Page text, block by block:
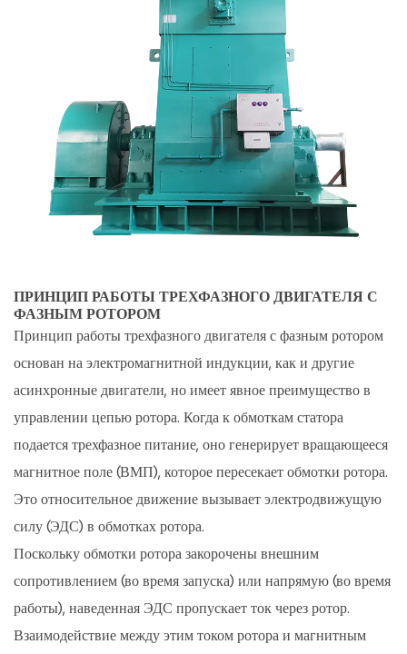
советы
по
уходу
за
контактными
кольцами
4
асинхронного
двигателя
с
фазным
ротором
4.1
Управление
сопротивлением
каскадное
ПРИНЦИП РАБОТЫ ТРЕХФАЗНОГО ДВИГАТЕЛЯ С
ФАЗНЫМ РОТОРОМ
Принцип работы трехфазного двигателя с фазным ротором
основан на электромагнитной индукции, как и другие
асинхронные двигатели, но имеет явное преимущество в
управлении цепью ротора. Когда к обмоткам статора
подается трехфазное питание, оно генерирует вращающееся
магнитное поле (ВМП), которое пересекает обмотки ротора.
Это относительное движение вызывает электродвижущую
силу (ЭДС) в обмотках ротора.
Поскольку обмотки ротора закорочены внешним
сопротивлением (во время запуска) или напрямую (во время
работы), наведенная ЭДС пропускает ток через ротор.
Взаимодействие между этим током ротора и магнитным